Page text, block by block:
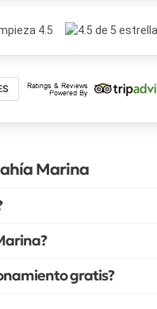
4.5
Marina
gratis?